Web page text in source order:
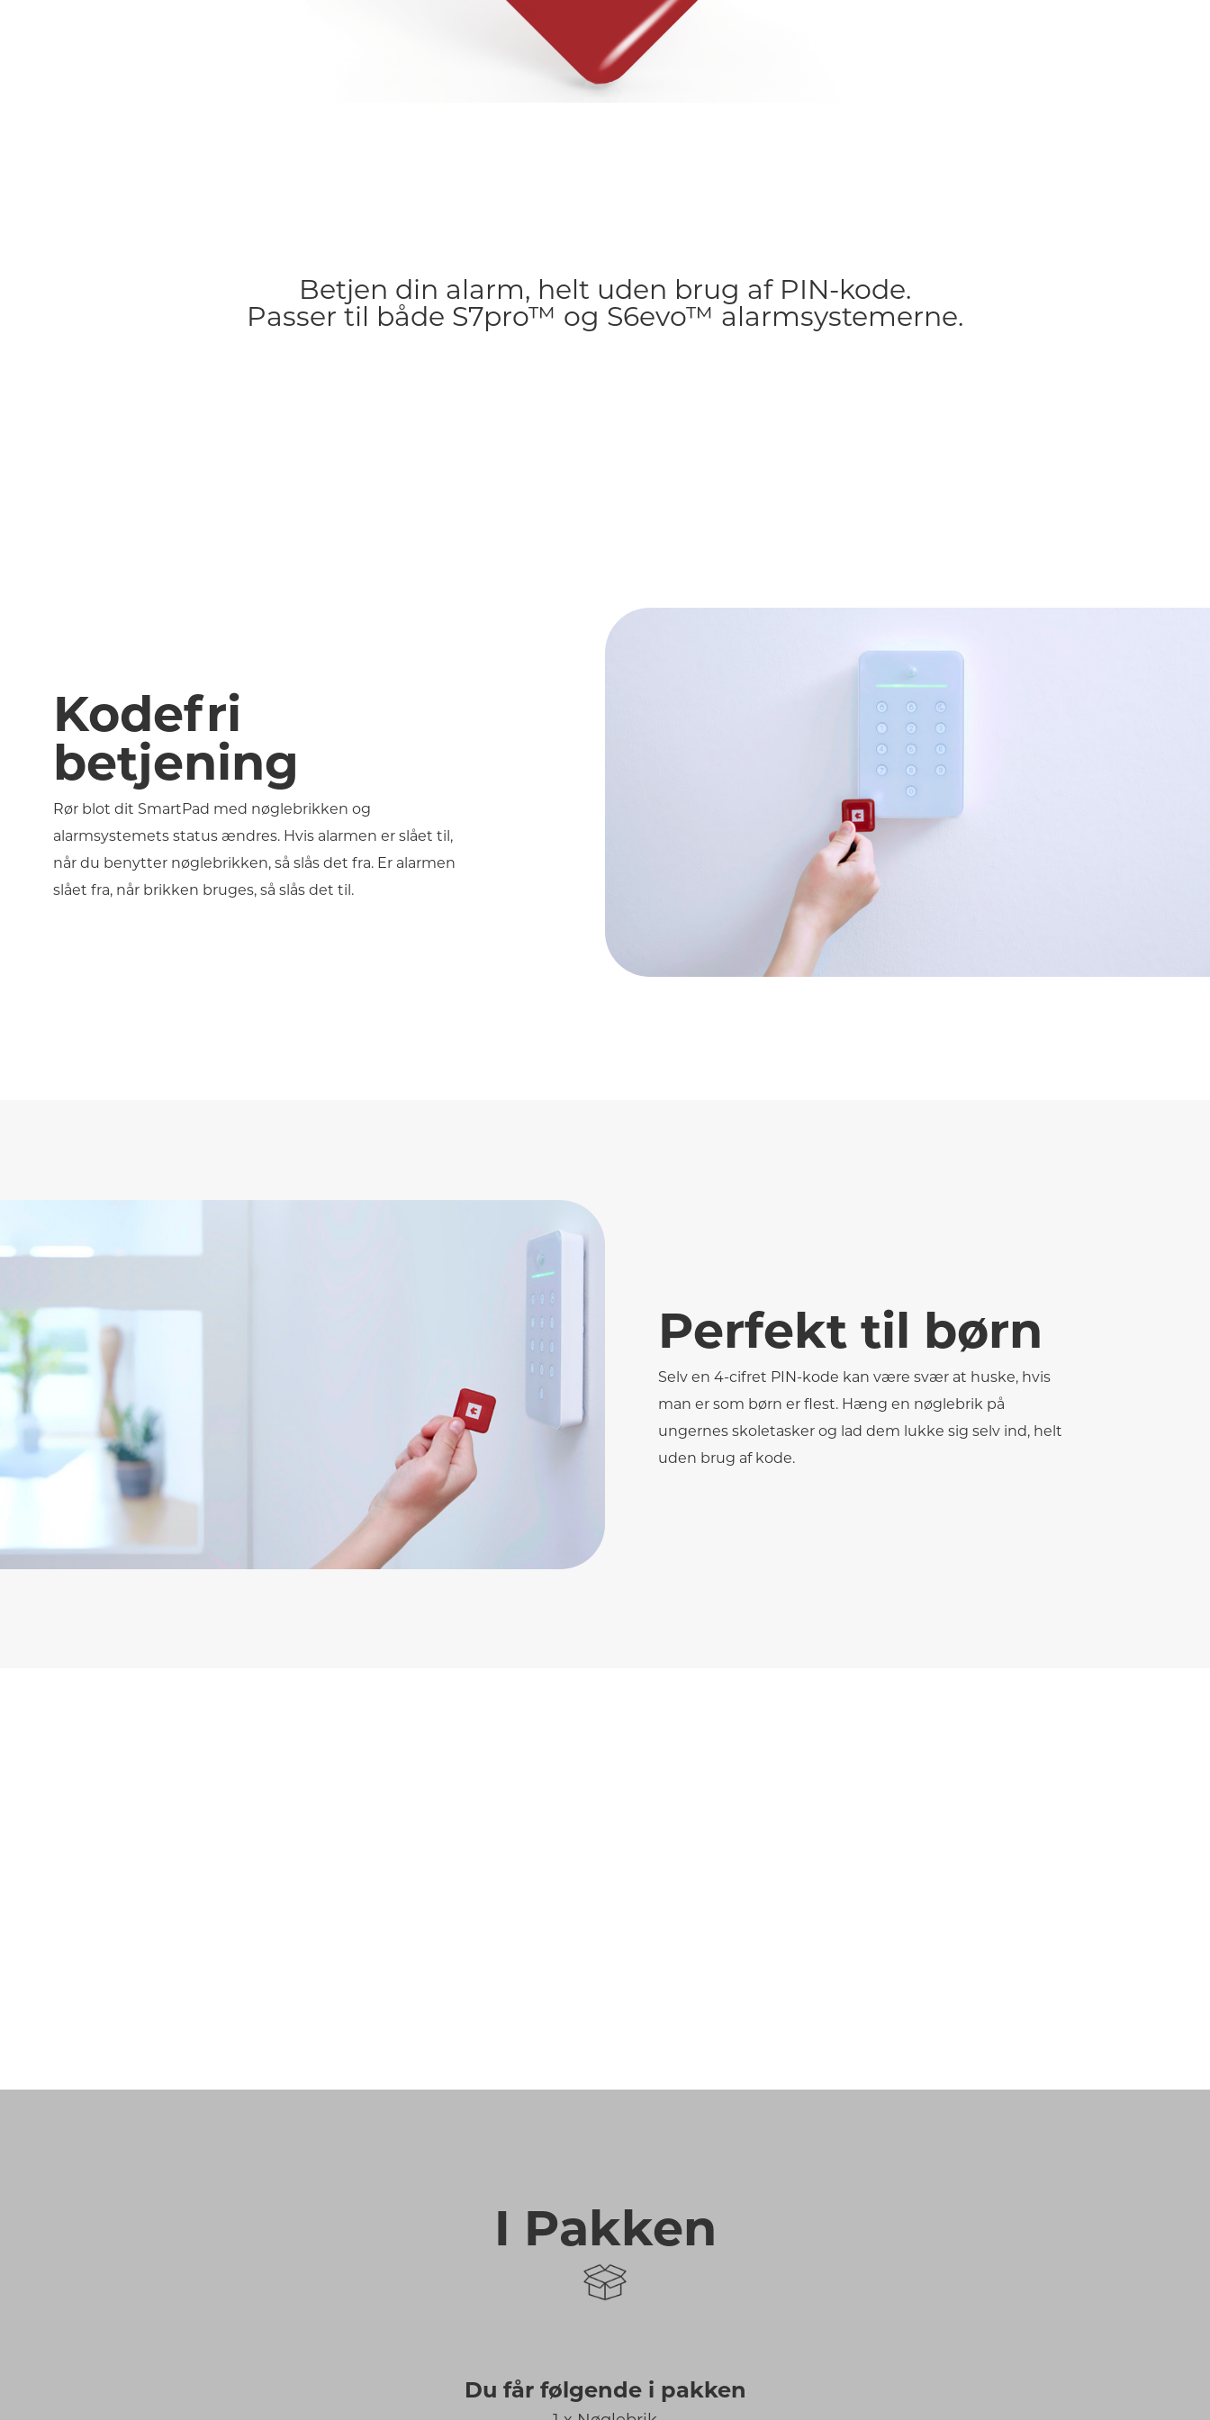
Betjen din alarm, helt uden brug af PIN-kode.
Passer til både S7pro™ og S6evo™ alarmsystemerne.
Kodefri
betjening
Rør blot dit SmartPad med nøglebrikken og
alarmsystemets status ændres. Hvis alarmen er slået til,
når du benytter nøglebrikken, så slås det fra. Er alarmen
slået fra, når brikken bruges, så slås det til.
Perfekt til børn
Selv en 4-cifret PIN-kode kan være svær at huske, hvis
man er som børn er flest. Hæng en nøglebrik på
ungernes skoletasker og lad dem lukke sig selv ind, helt
uden brug af kode.
I Pakken
Du får følgende i pakken